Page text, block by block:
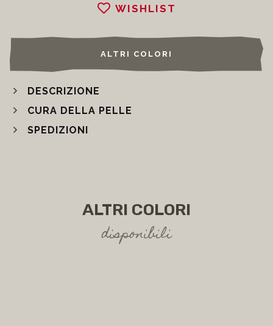
WISHLIST
ALTRI COLORI
DESCRIZIONE
CURA DELLA PELLE
SPEDIZIONI
ALTRI COLORI
disponibili